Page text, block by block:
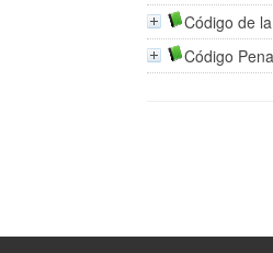
Código de
Código